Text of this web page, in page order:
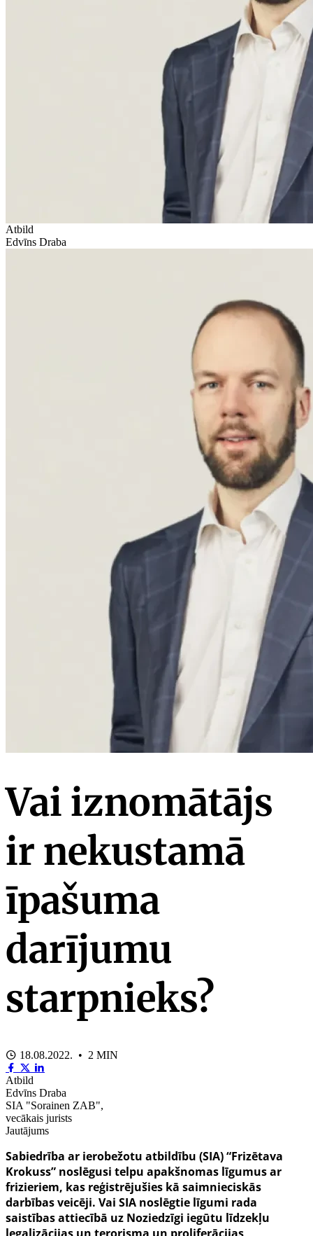
Atbild
Edvīns Draba
Vai iznomātājs
ir nekustamā
īpašuma
darījumu
starpnieks?
18.08.2022. • 2 MIN
Atbild
Edvīns Draba
SIA "Sorainen ZAB",
vecākais jurists
Jautājums
Sabiedrība ar ierobežotu atbildību (SIA) “Frizētava
Krokuss” noslēgusi telpu apakšnomas līgumus ar
frizieriem, kas reģistrējušies kā saimnieciskās
darbības veicēji. Vai SIA noslēgtie līgumi rada
saistības attiecībā uz Noziedzīgi iegūtu līdzekļu